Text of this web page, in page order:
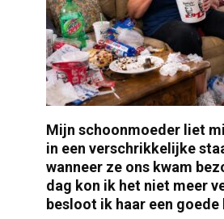
Mijn schoonmoeder liet
in een verschrikkelijke
wanneer ze ons kwam
dag kon ik het niet meer
besloot ik haar een goede